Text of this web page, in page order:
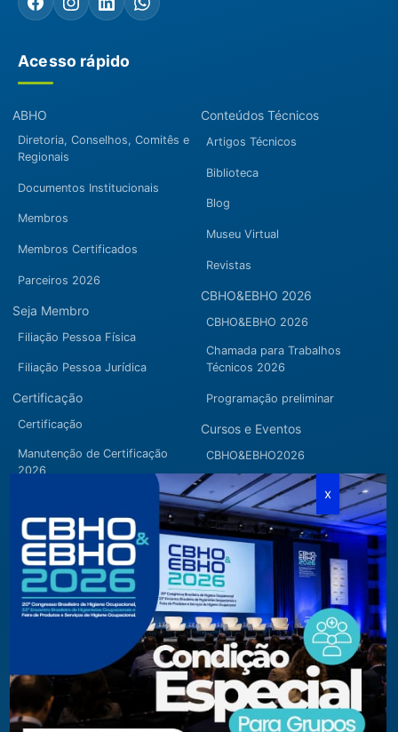
Acesso rápido
ABHO
Diretoria, Conselhos, Comitês e
Regionais
Documentos Institucionais
Membros
Membros Certificados
Parceiros 2026
Seja Membro
Filiação Pessoa Física
Filiação Pessoa Jurídica
Certificação
Certificação
Manutenção de Certificação
2026
Conteúdos Técnicos
Artigos Técnicos
Biblioteca
Blog
Museu Virtual
Revistas
CBHO&EBHO 2026
CBHO&EBHO 2026
Chamada para Trabalhos
Técnicos 2026
Programação preliminar
Cursos e Eventos
CBHO&EBHO2026
Cursos Modulares
Eventos Apoiados
Eventos Regionais
Loja
Fone/Fax: